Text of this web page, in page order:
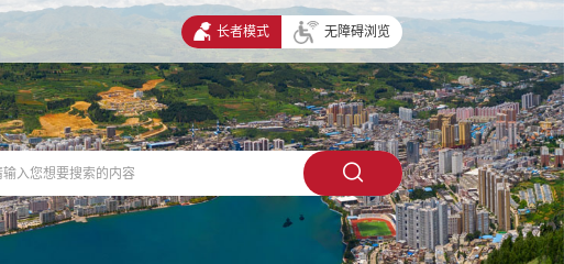
长者模式 无障碍浏览